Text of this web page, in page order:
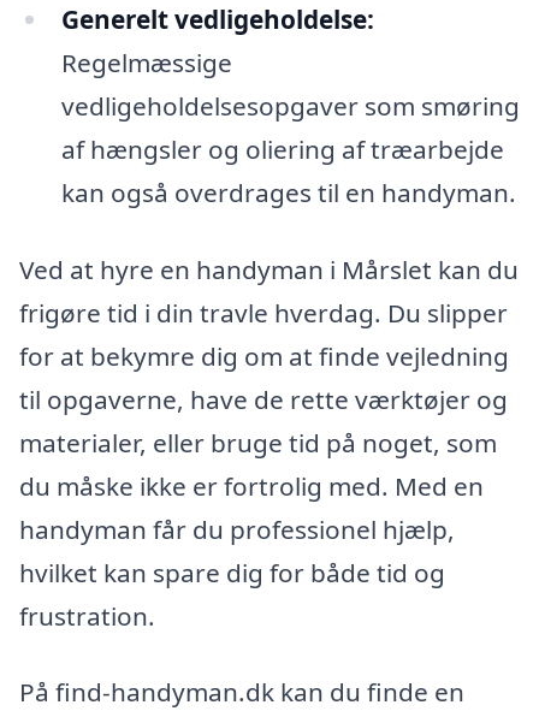
Generelt vedligeholdelse:
Regelmæssige
vedligeholdelsesopgaver som smøring
af hængsler og oliering af træarbejde
kan også overdrages til en handyman.
Ved at hyre en handyman i Mårslet kan du
frigøre tid i din travle hverdag. Du slipper
for at bekymre dig om at finde vejledning
til opgaverne, have de rette værktøjer og
materialer, eller bruge tid på noget, som
du måske ikke er fortrolig med. Med en
handyman får du professionel hjælp,
hvilket kan spare dig for både tid og
frustration.
På find-handyman.dk kan du finde en